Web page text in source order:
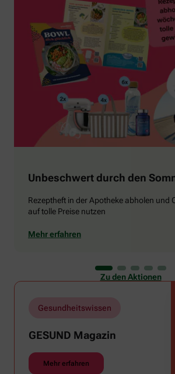
Unbeschwert durch den
Rezeptheft in der Apotheke abholen und
auf tolle Preise nutzen
Mehr erfahren
Zu den Aktionen
Gesundheitswissen
GESUND Magazin
Mehr erfahren